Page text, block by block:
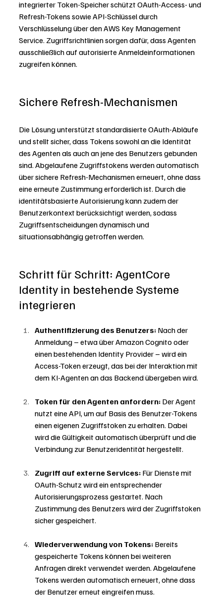
integrierter Token-Speicher schützt OAuth-Access- und
Refresh-Tokens sowie API-Schlüssel durch
Verschlüsselung über den AWS Key Management
Service. Zugriffsrichtlinien sorgen dafür, dass Agenten
ausschließlich auf autorisierte Anmeldeinformationen
zugreifen können.
Sichere Refresh-Mechanismen
Die Lösung unterstützt standardisierte OAuth-Abläufe
und stellt sicher, dass Tokens sowohl an die Identität
des Agenten als auch an jene des Benutzers gebunden
sind. Abgelaufene Zugriffstokens werden automatisch
über sichere Refresh-Mechanismen erneuert, ohne dass
eine erneute Zustimmung erforderlich ist. Durch die
identitätsbasierte Autorisierung kann zudem der
Benutzerkontext berücksichtigt werden, sodass
Zugriffsentscheidungen dynamisch und
situationsabhängig getroffen werden.
Schritt für Schritt: AgentCore
Identity in bestehende Systeme
integrieren
Authentifizierung des Benutzers: Nach der
Anmeldung – etwa über Amazon Cognito oder
einen bestehenden Identity Provider – wird ein
Access-Token erzeugt, das bei der Interaktion mit
dem KI-Agenten an das Backend übergeben wird.
Token für den Agenten anfordern: Der Agent
nutzt eine API, um auf Basis des Benutzer-Tokens
einen eigenen Zugriffstoken zu erhalten. Dabei
wird die Gültigkeit automatisch überprüft und die
Verbindung zur Benutzeridentität hergestellt.
Zugriff auf externe Services: Für Dienste mit
OAuth-Schutz wird ein entsprechender
Autorisierungsprozess gestartet. Nach
Zustimmung des Benutzers wird der Zugriffstoken
sicher gespeichert.
Wiederverwendung von Tokens: Bereits
gespeicherte Tokens können bei weiteren
Anfragen direkt verwendet werden. Abgelaufene
Tokens werden automatisch erneuert, ohne dass
der Benutzer erneut eingreifen muss.